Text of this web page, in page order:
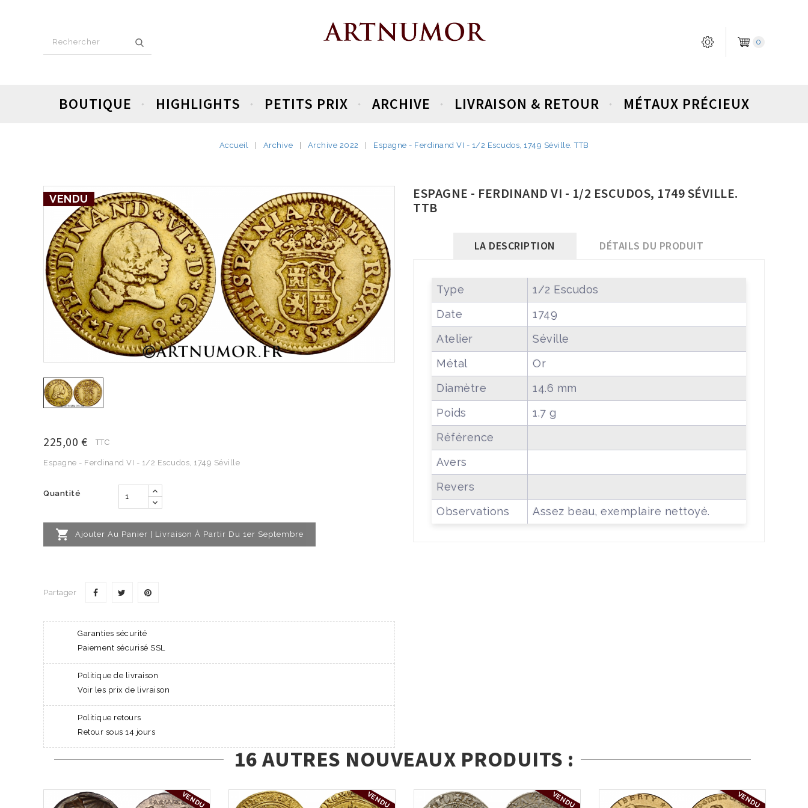
0
BOUTIQUE HIGHLIGHTS PETITS PRIX ARCHIVE LIVRAISON & RETOUR MÉTAUX PRÉCIEUX
Accueil Archive Archive 2022 Espagne - Ferdinand VI - 1/2 Escudos, 1749 Séville. TTB
VENDU
225,00 € TTC
Espagne - Ferdinand VI - 1/2 Escudos, 1749 Séville
Quantité
 Ajouter Au Panier | Livraison À Partir Du 1er Septembre
Partager
Garanties sécurité
Paiement sécurisé SSL
Politique de livraison
Voir les prix de livraison
Politique retours
Retour sous 14 jours
ESPAGNE - FERDINAND VI - 1/2 ESCUDOS, 1749 SÉVILLE.
TTB
LA DESCRIPTION DÉTAILS DU PRODUIT
Type
1/2 Escudos
Date
1749
Atelier
Séville
Métal
Or
Diamètre
14.6 mm
Poids
1.7 g
Référence
Avers
Revers
Observations
Assez beau, exemplaire nettoyé.
16 AUTRES NOUVEAUX PRODUITS :
VENDU VENDU VENDU VENDU